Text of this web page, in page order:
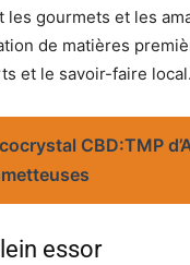
les gourmets et les
de matières
et le savoir-faire local.
CBD:TMP
essor